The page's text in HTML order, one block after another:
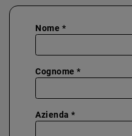
Nome *
Cognome *
Azienda *